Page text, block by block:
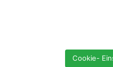
Cookie-